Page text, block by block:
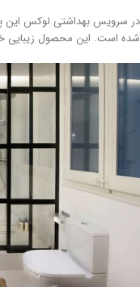
است. این محصول زیبایی